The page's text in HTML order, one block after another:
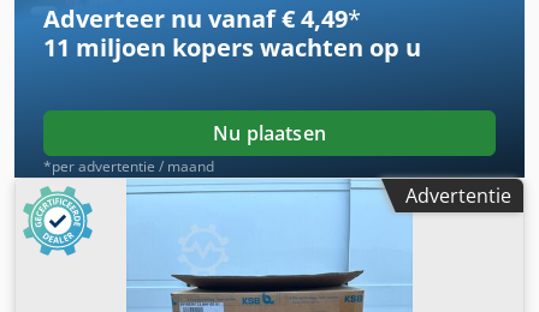
Adverteer nu vanaf € 4,49*
11 miljoen koperswachten op u
Nu plaatsen
*per advertentie / maand
Advertentie